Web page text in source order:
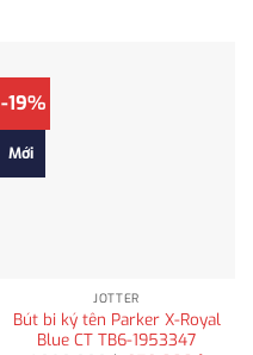
-19%
Mới
JOTTER
Bút bi ký tên Parker X-Royal
Blue CT TB6-1953347